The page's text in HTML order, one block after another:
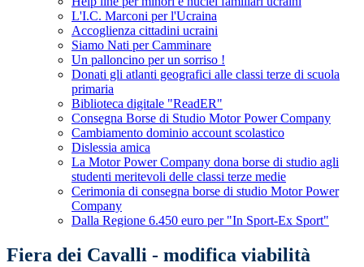
L'I.C. Marconi per l'Ucraina
Accoglienza cittadini ucraini
Siamo Nati per Camminare
Un palloncino per un sorriso !
Donati gli atlanti geografici alle classi terze di scuola
primaria
Biblioteca digitale "ReadER"
Consegna Borse di Studio Motor Power Company
Cambiamento dominio account scolastico
Dislessia amica
La Motor Power Company dona borse di studio agli
studenti meritevoli delle classi terze medie
Cerimonia di consegna borse di studio Motor Power
Company
Dalla Regione 6.450 euro per "In Sport-Ex Sport"
Fiera dei Cavalli - modifica viabilità